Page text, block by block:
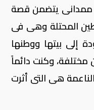
ممدانى يتضمن قصة
المحتلة وهى فى
إلى بيتها ووطنها
وكنت دائماً
هى التى أثرت